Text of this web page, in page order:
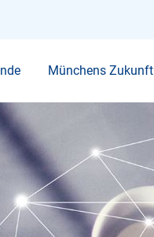
Münchens Zukunft